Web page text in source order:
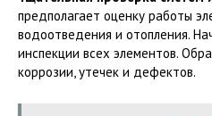
предполагает оценку работы
водоотведения и отопления.
инспекции всех элементов.
коррозии, утечек и дефектов.